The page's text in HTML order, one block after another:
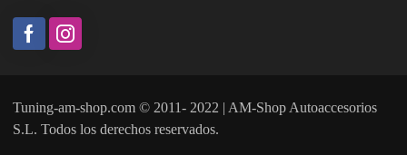
Tuning-am-shop.com © 2011- 2022 | AM-Shop Autoaccesorios
S.L. Todos los derechos reservados.